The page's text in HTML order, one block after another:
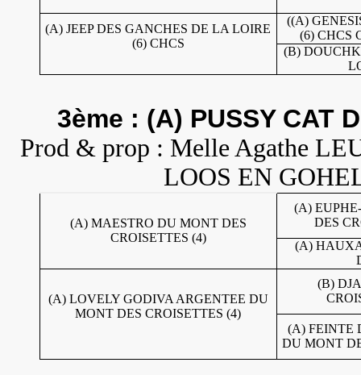
(A) JEEP DES GANCHES DE LA LOIRE
(6) CHCS
((A)
(6) CHCS
(B)
3ème : (A) PUSSY CAT
Prod & prop : Melle Agathe
LOOS EN
(A) MAESTRO DU MONT DES
CROISETTES (4)
(A)
DES
(A)
(A) LOVELY GODIVA ARGENTEE DU
MONT DES CROISETTES (4)
(B)
(A) FEINTE
DU MONT